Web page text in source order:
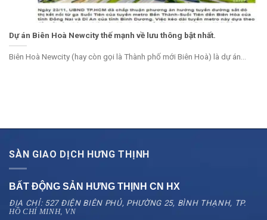
Dự án Biên Hoà Newcity thế mạnh về lưu thông bật nhất.
Biên Hoà Newcity (hay còn gọi là Thành phố mới Biên Hoà) là dự án...
SÀN GIAO DỊCH HƯNG THỊNH
BẤT ĐỘNG SẢN HƯNG THỊNH CN HX
ĐỊA CHỈ: 527 ĐIỆN BIÊN PHỦ, PHƯỜNG 25, BÌNH THẠNH, TP.
HỒ CHÍ MINH, VN